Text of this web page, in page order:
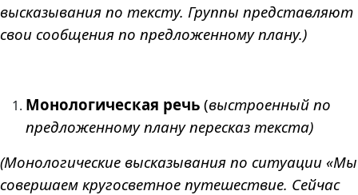
высказывания по тексту. Группы представляют
свои сообщения по предложенному плану.)
Монологическая речь (выстроенный по
предложенному плану пересказ текста)
(Монологические высказывания по ситуации «Мы
совершаем кругосветное путешествие. Сейчас